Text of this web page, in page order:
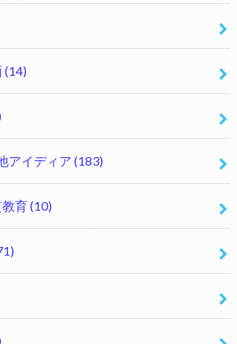
(14)
アイディア (183)
育(10)